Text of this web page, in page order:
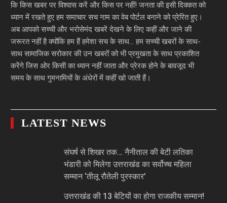
कि किस खबर पर विश्वास करें और किस पर नहीं! जनता की इसी दिक्कत को
ध्यान में रखते हुए हम समाचार सच नाम का वेब पोर्टल बनाने को प्रेरित हुए।
अब आपको सच्ची और भरोसेमंद खबरें देखने के लिए कहीं और जाने की
जरूरत नहीं है क्योंकि हम हैं हमेशा सच के साथ… हम सच्ची खबरों के साथ-
साथ सामाजिक सरोकार की उन खबरों को भी प्रमुखता के साथ प्रकाशित
करेंगे जिस ओर किसी का ध्यान नहीं जाता और प्रेरक होने के बावजूद भी
समय के साथ गुमनामियों के अंधेरों में कहीं खो जाती हैं।
LATEST NEWS
संघर्ष से शिखर तक… नैनीताल की बेटी लतिका
भंडारी को मिलेगा उत्तराखंड का सर्वोच्च महिला
सम्मान ‘तीलू रौतेली पुरस्कार’
उत्तराखंड की 13 बेटियों का होगा राजकीय सम्मान!